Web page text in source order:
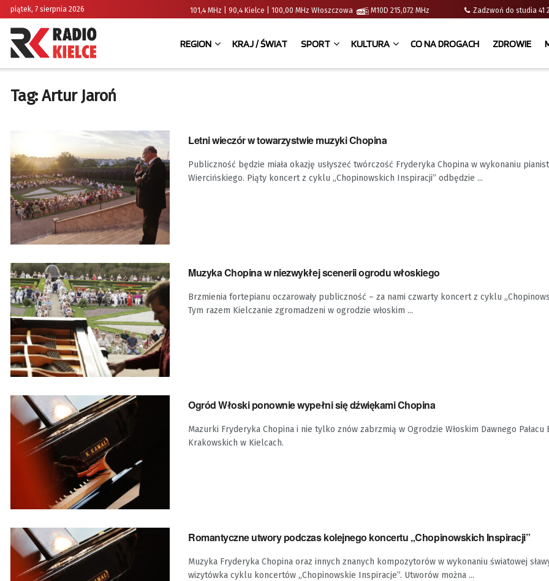
piątek, 7 sierpnia 2026 101,4 MHz | 90,4 Kielce | 100,00 MHz Włoszczowa M10D 215,072 MHz Zadzwoń do studia
REGION KRAJ / ŚWIAT SPORT KULTURA CO NA DROGACH ZDROWIE
Tag:Artur Jaroń
Letni wieczór w towarzystwie muzyki Chopina
Publiczność będzie miała okazję usłyszeć twórczość Fryderyka Chopina w wykonaniu
Wiercińskiego. Piąty koncert z cyklu „Chopinowskich Inspiracji” odbędzie ...
Muzyka Chopina w niezwykłej scenerii ogrodu włoskiego
Brzmienia fortepianu oczarowały publiczność – za nami czwarty koncert z cyklu
Tym razem Kielczanie zgromadzeni w ogrodzie włoskim ...
Ogród Włoski ponownie wypełni się dźwiękami Chopina
Mazurki Fryderyka Chopina i nie tylko znów zabrzmią w Ogrodzie Włoskim Dawnego Pałacu
Krakowskich w Kielcach.
Romantyczne utwory podczas kolejnego koncertu „Chopinowskich Inspiracji”
Muzyka Fryderyka Chopina oraz innych znanych kompozytorów w wykonaniu światowej
wizytówka cyklu koncertów „Chopinowskie Inspiracje”. Utworów można ...